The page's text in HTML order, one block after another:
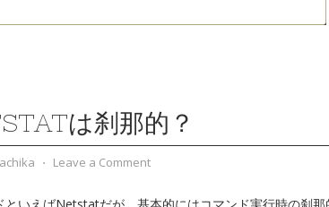
は刹那的？
⋅ Leave a Comment